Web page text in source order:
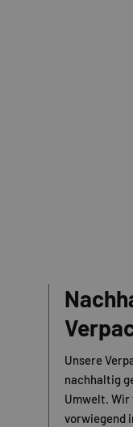
Unsere
nachhaltig
Umwelt. Wir
vorwiegend